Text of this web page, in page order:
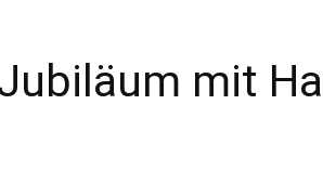
mit